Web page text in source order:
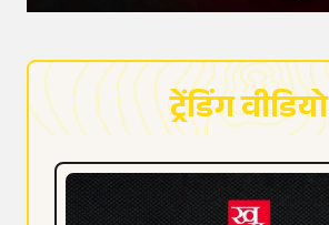
ट्रेंडिंग वीडियो